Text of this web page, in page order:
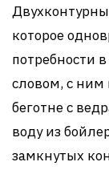
которое
потребности
словом, с ним
беготне с
воду из
замкнутых